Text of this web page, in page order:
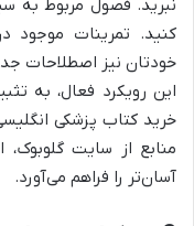
نبرید. فصول مربوط به
کنید. تمرینات موجود
خودتان نیز اصطلاحات
این رویکرد فعال، به
خرید کتاب پزشکی
منابع از سایت
آسان‌تر را فراهم می‌آورد.